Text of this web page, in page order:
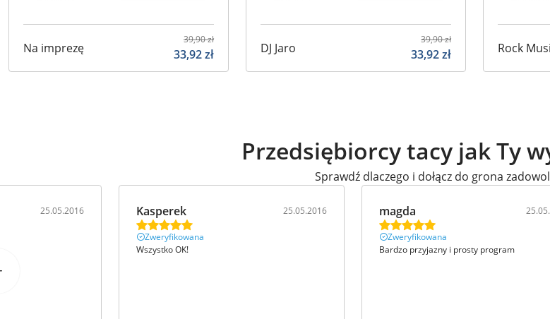
Na imprezę
39,90zł
33,92zł DJ Jaro
39,90zł
33,92zł Rock
Przedsiębiorcy tacy jak Ty
Sprawdź dlaczego i dołącz do grona
25.05.2016 Kasperek 25.05.2016
Zweryfikowana
Wszystko OK!
magda
Zweryfikowana
Bardzo przyjazny i prosty program